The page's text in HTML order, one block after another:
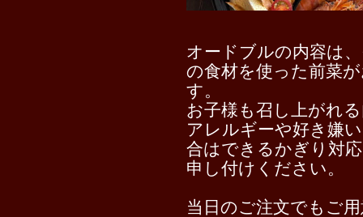
オードブルの内容は
の食材を使った前菜
す。
お子様も召し上がれ
アレルギーや好き嫌
合はできるかぎり対
申し付けください。
当日のご注文でもご